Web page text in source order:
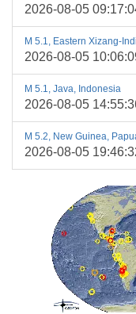
2026-08-05
M 5.1, Eastern Xizang-
2026-08-05
M 5.1, Java, Indonesia
2026-08-05
M 5.2, New Guinea,
2026-08-05